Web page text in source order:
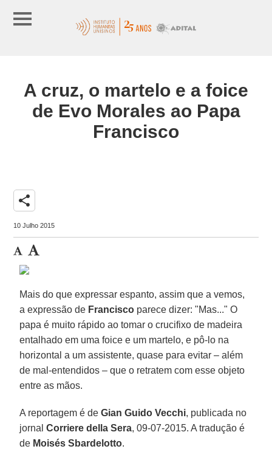
A cruz, o martelo e a foice
de Evo Morales ao Papa
Francisco
share
10 Julho 2015
Mais do que expressar espanto, assim que a vemos,
a expressão de Francisco parece dizer: "Mas..." O
papa é muito rápido ao tomar o crucifixo de madeira
entalhado em uma foice e um martelo, e pô-lo na
horizontal a um assistente, quase para evitar – além
de mal-entendidos – que o retratem com esse objeto
entre as mãos.
A reportagem é deGian Guido Vecchi, publicada no
jornalCorriere della Sera, 09-07-2015. A tradução é
de Moisés Sbardelotto.